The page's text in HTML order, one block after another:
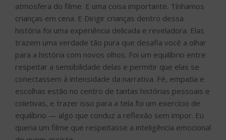
atmosfera do filme. E uma coisa importante. Tínhamos
crianças em cena. E Dirigir crianças dentro dessa
história foi uma experiência delicada e reveladora. Elas
trazem uma verdade tão pura que desafia você a olhar
para a história com novos olhos. Foi um equilíbrio entre
respeitar a sensibilidade delas e permitir que elas se
conectassem à intensidade da narrativa. Fé, empatia e
escolhas estão no centro de tantas histórias pessoais e
coletivas, e trazer isso para a tela foi um exercício de
equilíbrio — algo que conduz a reflexão sem impor. Eu
queria um filme que respeitasse a inteligência emocional